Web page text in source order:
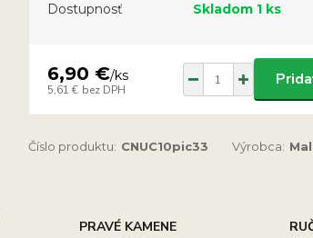
Dostupnosť Skladom 1 ks
6,90 €/ks
5,61 € bez DPH
Číslo produktu: CNUC10pic33 Výrobca:
PRAVÉ KAMENE